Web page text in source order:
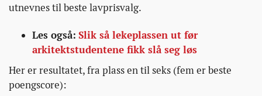
utnevnes til beste lavprisvalg.
Les også: Slik så lekeplassen ut før
arkitektstudentene fikk slå seg løs
Her er resultatet, fra plass en til seks (fem er beste
poengscore):